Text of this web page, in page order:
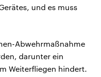
und es muss
Abwehrmaßnahme
darunter ein
Weiterfliegen hindert.